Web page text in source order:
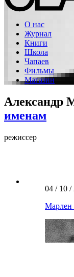
О нас
Журнал
Книги
Школа
Чапаев
Фильмы
Магазин
Александр
именам
режиссер
04 / 10 /